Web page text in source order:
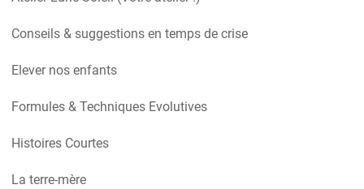
Conseils & suggestions en temps de crise
Elever nos enfants
Formules & Techniques Evolutives
Histoires Courtes
La terre-mère